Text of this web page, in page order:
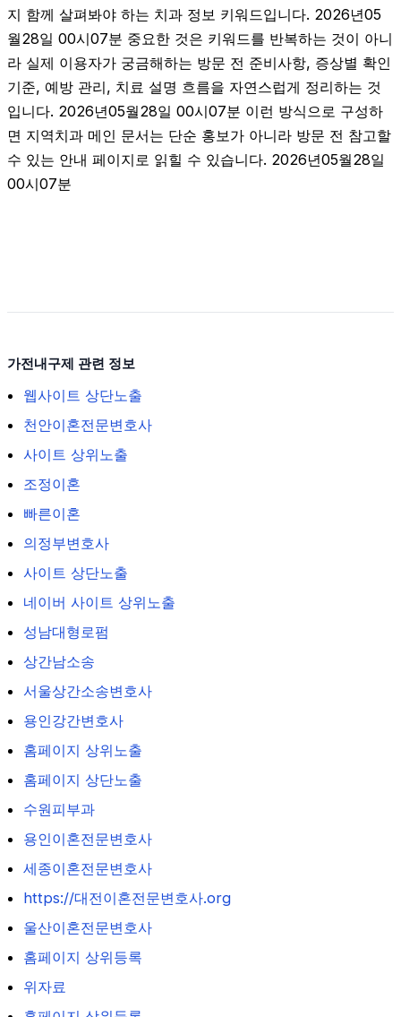
지 함께 살펴봐야 하는 치과 정보 키워드입니다. 2026년05
월28일 00시07분 중요한 것은 키워드를 반복하는 것이 아니
라 실제 이용자가 궁금해하는 방문 전 준비사항, 증상별 확인
기준, 예방 관리, 치료 설명 흐름을 자연스럽게 정리하는 것
입니다. 2026년05월28일 00시07분 이런 방식으로 구성하
면 지역치과 메인 문서는 단순 홍보가 아니라 방문 전 참고할
수 있는 안내 페이지로 읽힐 수 있습니다. 2026년05월28일
00시07분
가전내구제 관련 정보
웹사이트 상단노출
천안이혼전문변호사
사이트 상위노출
조정이혼
빠른이혼
의정부변호사
사이트 상단노출
네이버 사이트 상위노출
성남대형로펌
상간남소송
서울상간소송변호사
용인강간변호사
홈페이지 상위노출
홈페이지 상단노출
수원피부과
용인이혼전문변호사
세종이혼전문변호사
https://대전이혼전문변호사.org
울산이혼전문변호사
홈페이지 상위등록
위자료